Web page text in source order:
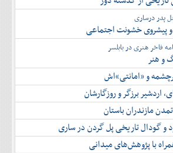
پدر درساری
پیشروی خشونت اجتماعی
فاخر هنری در بابلسر
و هنر
و «امانتی»اش
اردشیر برزگر و روزگارشان
مازندران باستان
و گودال تاریخی پل گردن در ساری
با پژوهش‌های میدانی